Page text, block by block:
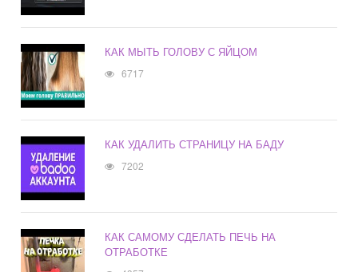
КАК МЫТЬ ГОЛОВУ С ЯЙЦОМ
6717
КАК УДАЛИТЬ СТРАНИЦУ НА БАДУ
7202
КАК САМОМУ СДЕЛАТЬ ПЕЧЬ НА
ОТРАБОТКЕ